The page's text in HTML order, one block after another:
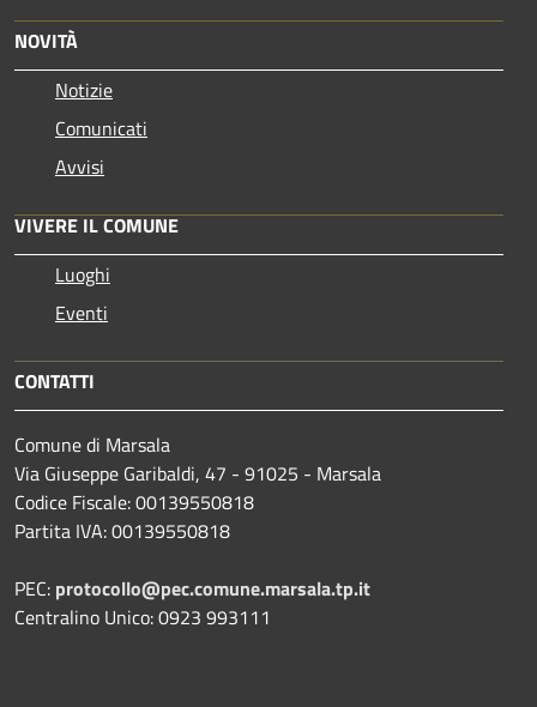
NOVITÀ
Notizie
Comunicati
Avvisi
VIVERE IL COMUNE
Luoghi
Eventi
CONTATTI
Comune di Marsala
Via Giuseppe Garibaldi, 47 - 91025 - Marsala
Codice Fiscale: 00139550818
Partita IVA: 00139550818
PEC: protocollo@pec.comune.marsala.tp.it
Centralino Unico: 0923 993111